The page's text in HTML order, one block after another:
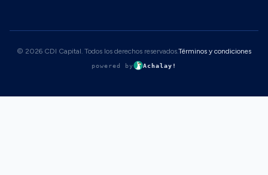
© 2026 CDI Capital. Todos los derechos reservados.Términos y condiciones
powered by Achalay!